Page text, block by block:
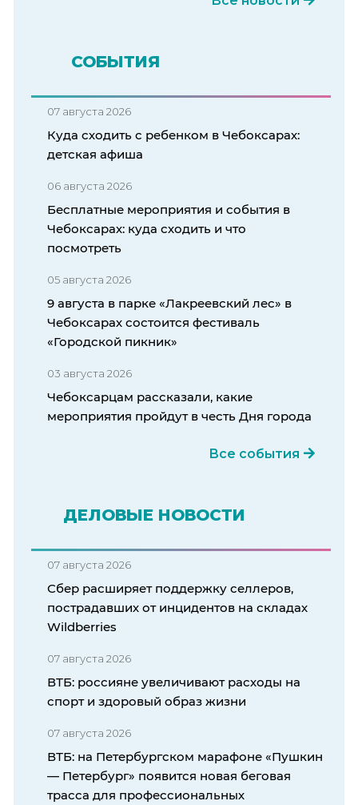
СОБЫТИЯ
07 августа 2026
Куда сходить с ребенком в Чебоксарах:
детская афиша
06 августа 2026
Бесплатные мероприятия и события в
Чебоксарах: куда сходить и что
посмотреть
05 августа 2026
9 августа в парке «Лакреевский лес» в
Чебоксарах состоится фестиваль
«Городской пикник»
03 августа 2026
Чебоксарцам рассказали, какие
мероприятия пройдут в честь Дня города
Все события
ДЕЛОВЫЕ НОВОСТИ
07 августа 2026
Сбер расширяет поддержку селлеров,
пострадавших от инцидентов на складах
Wildberries
07 августа 2026
ВТБ: россияне увеличивают расходы на
спорт и здоровый образ жизни
07 августа 2026
ВТБ: на Петербургском марафоне «Пушкин
— Петербург» появится новая беговая
трасса для профессиональных